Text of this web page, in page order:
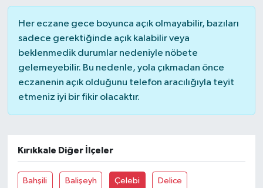
Her eczane gece boyunca açık olmayabilir, bazıları
sadece gerektiğinde açık kalabilir veya
beklenmedik durumlar nedeniyle nöbete
gelemeyebilir. Bu nedenle, yola çıkmadan önce
eczanenin açık olduğunu telefon aracılığıyla teyit
etmeniz iyi bir fikir olacaktır.
Kırıkkale Diğer İlçeler
Bahşili Balişeyh Çelebi Delice